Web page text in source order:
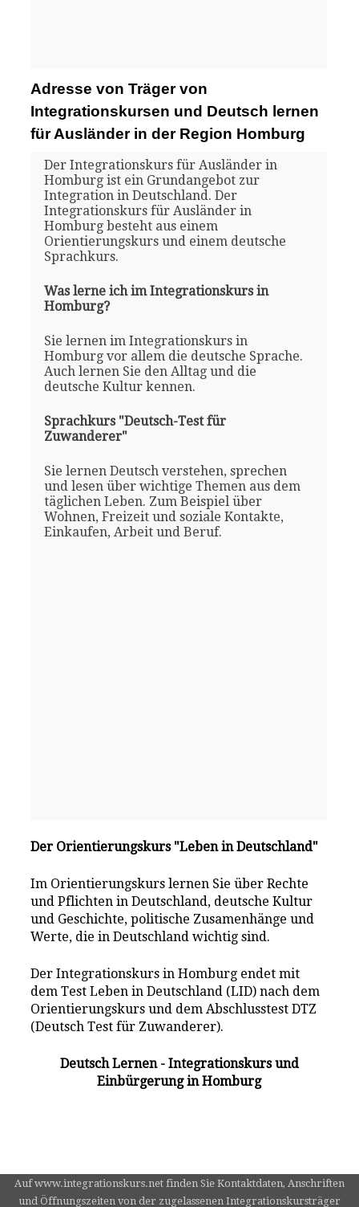
Adresse von Träger von
Integrationskursen und Deutsch lernen
für Ausländer in der Region Homburg
Der Integrationskurs für Ausländer in
Homburg ist ein Grundangebot zur
Integration in Deutschland. Der
Integrationskurs für Ausländer in
Homburg besteht aus einem
Orientierungskurs und einem deutsche
Sprachkurs.
Was lerne ich im Integrationskurs in
Homburg?
Sie lernen im Integrationskurs in
Homburg vor allem die deutsche Sprache.
Auch lernen Sie den Alltag und die
deutsche Kultur kennen.
Sprachkurs "Deutsch-Test für
Zuwanderer"
Sie lernen Deutsch verstehen, sprechen
und lesen über wichtige Themen aus dem
täglichen Leben. Zum Beispiel über
Wohnen, Freizeit und soziale Kontakte,
Einkaufen, Arbeit und Beruf.
Der Orientierungskurs "Leben in Deutschland"
Im Orientierungskurs lernen Sie über Rechte
und Pflichten in Deutschland, deutsche Kultur
und Geschichte, politische Zusamenhänge und
Werte, die in Deutschland wichtig sind.
Der Integrationskurs in Homburg endet mit
dem Test Leben in Deutschland (LID) nach dem
Orientierungskurs und dem Abschlusstest DTZ
(Deutsch Test für Zuwanderer).
Deutsch Lernen - Integrationskurs und
Einbürgerung in Homburg
Auf www.integrationskurs.net finden Sie Kontaktdaten, Anschriften
und Öffnungszeiten von der zugelassenen Integrationskursträger